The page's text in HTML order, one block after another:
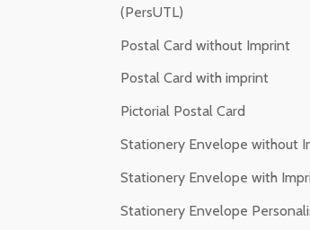
(PersUTL)
Postal Card without Imprint
Postal Card with imprint
Pictorial Postal Card
Stationery Envelope without
Stationery Envelope with
Stationery Envelope